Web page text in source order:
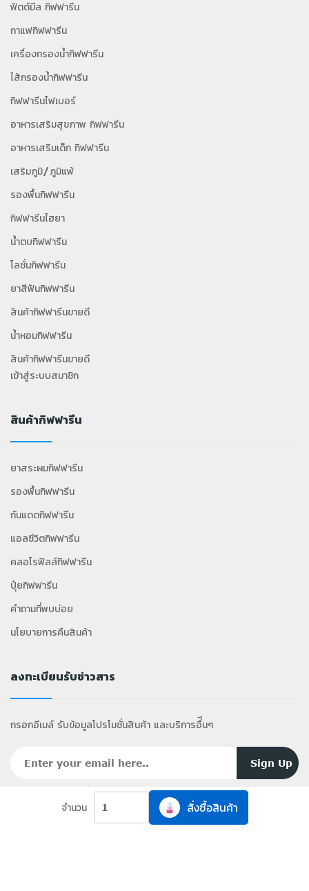
ฟิตต์มีล กิฟฟารีน
กาแฟกิฟฟารีน
เครื่องกรองน้ำกิฟฟารีน
ไส้กรองน้ำกิฟฟารีน
กิฟฟารีนไฟเบอร์
อาหารเสริมสุขภาพ กิฟฟารีน
อาหารเสริมเด็ก กิฟฟารีน
เสริมภูมิ/ภูมิแพ้
รองพื้นกิฟฟารีน
กิฟฟารีนไฮยา
น้ำตบกิฟฟารีน
โลชั่นกิฟฟารีน
ยาสีฟันกิฟฟารีน
สินค้ากิฟฟารีนขายดี
น้ำหอมกิฟฟารีน
สินค้ากิฟฟารีนขายดี
เข้าสู่ระบบสมาชิก
สินค้ากิฟฟารีน
ยาสระผมกิฟฟารีน
รองพื้นกิฟฟารีน
กันแดดกิฟฟารีน
แอลซีวิตกิฟฟารีน
คลอโรฟิลล์กิฟฟารีน
ปุ๋ยกิฟฟารีน
คำถามที่พบบ่อย
นโยบายการคืนสินค้า
ลงทะเบียนรับข่าวสาร
กรอกอีเมล์ รับข้อมูลโปรโมชั่นสินค้า และบริการอื่ีนๆ
จำนวน 1 สั่งซื้อสินค้า